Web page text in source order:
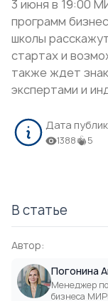
3 июня в 19:00
программ
школы
стартах и
также ждет
экспертами и
Дата
1388 5
В статье
Автор:
Погонина
Менеджер
бизнеса